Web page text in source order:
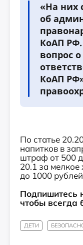
«На них
об
КоАП
вопрос
КоАП
По статье
напитков в
штраф от 500
20.1 за
до 1000
Подпишитесь
чтобы всегда
ДЕТИ